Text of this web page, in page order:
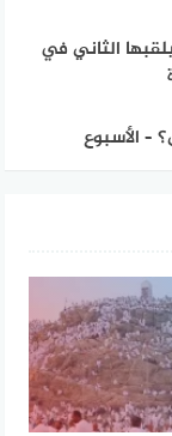
الثاني في
– الأسبوع